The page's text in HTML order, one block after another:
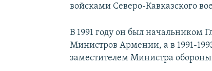
войсками Северо-Кавказского
В 1991 году он был начальником
Министров Армении, а в 1991-
заместителем Министра